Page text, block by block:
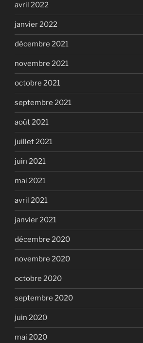
avril 2022
janvier 2022
décembre 2021
novembre 2021
octobre 2021
septembre 2021
août 2021
juillet 2021
juin 2021
mai 2021
avril 2021
janvier 2021
décembre 2020
novembre 2020
octobre 2020
septembre 2020
juin 2020
mai 2020